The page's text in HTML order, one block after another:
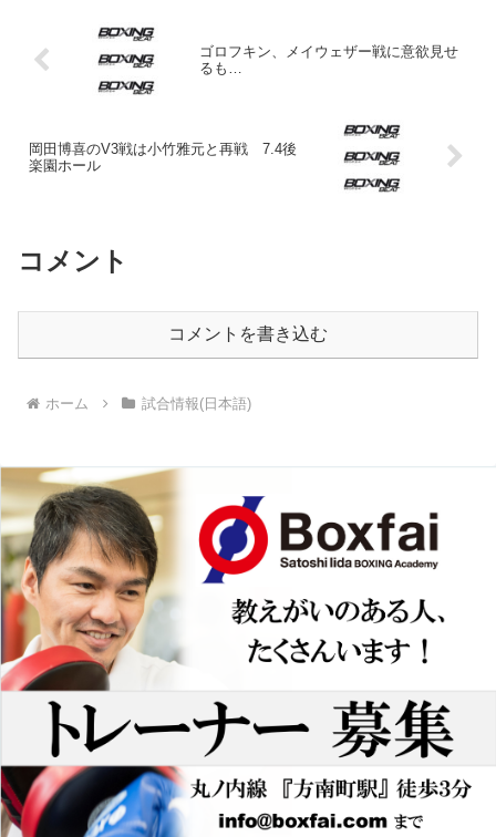
ゴロフキン、メイウェザー戦に意欲見せ
るも…
岡田博喜のV3戦は小竹雅元と再戦 7.4後
楽園ホール
コメント
コメントを書き込む
ホーム 試合情報(日本語)